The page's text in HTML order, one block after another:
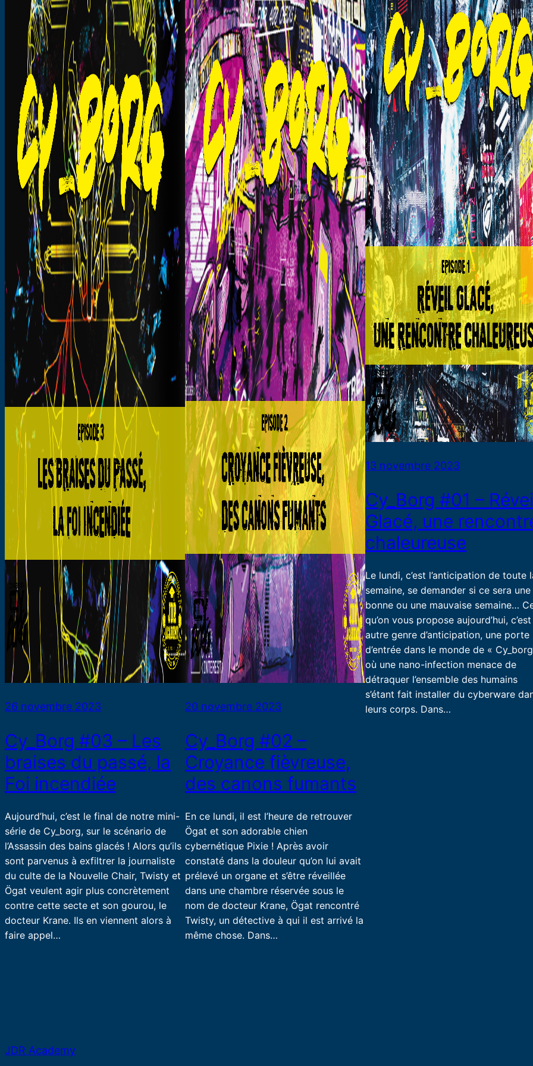
26 novembre 2023
Cy_Borg #03 – Les
braises du passé, la
Foi incendiée
Aujourd’hui, c’est le final de notre mini-
série de Cy_borg, sur le scénario de
l’Assassin des bains glacés ! Alors qu’ils
sont parvenus à exfiltrer la journaliste
du culte de la Nouvelle Chair, Twisty et
Ögat veulent agir plus concrètement
contre cette secte et son gourou, le
docteur Krane. Ils en viennent alors à
faire appel…
20 novembre 2023
Cy_Borg #02 –
Croyance fièvreuse,
des canons fumants
En ce lundi, il est l’heure de retrouver
Ögat et son adorable chien
cybernétique Pixie ! Après avoir
constaté dans la douleur qu’on lui avait
prélevé un organe et s’être réveillée
dans une chambre réservée sous le
nom de docteur Krane, Ögat rencontré
Twisty, un détective à qui il est arrivé la
même chose. Dans…
13 novembre 2023
Cy_Borg #01 –
Glacé, une
chaleureuse
Le lundi, c’est l’anticipation de toute
semaine, se demander si ce sera une
bonne ou une mauvaise semaine…
qu’on vous propose aujourd’hui,
autre genre d’anticipation, une porte
d’entrée dans le monde de «
où une nano-infection menace de
détraquer l’ensemble des humains
s’étant fait installer du cyberware
leurs corps. Dans…
JDR Academy